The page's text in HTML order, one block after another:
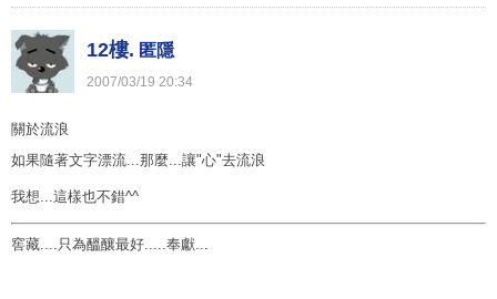
12樓. 匿隱
2007/03/19 20:34
關於流浪
如果隨著文字漂流...那麼...讓"心"去流浪
我想...這樣也不錯^^
窖藏....只為醞釀最好.....奉獻...